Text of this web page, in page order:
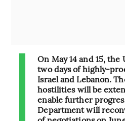
On May 14 and 15,
two days of highly-
Israel and Lebanon.
hostilities will be
enable further
Department will